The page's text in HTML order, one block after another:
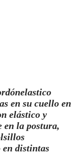
en su cuello en
elástico y
en la postura,
en distintas